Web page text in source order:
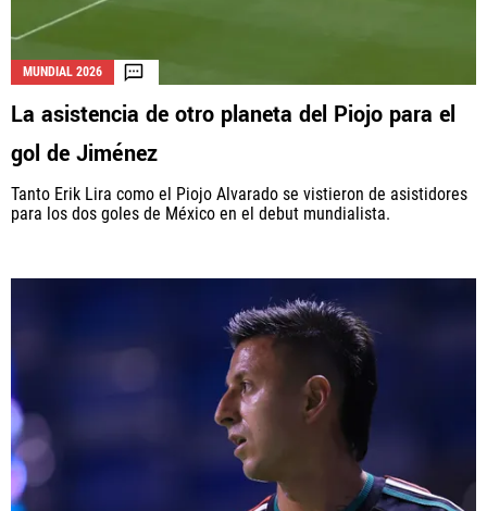
MUNDIAL 2026
La asistencia de otro planeta del Piojo para el
gol de Jiménez
Tanto Erik Lira como el Piojo Alvarado se vistieron de asistidores
para los dos goles de México en el debut mundialista.